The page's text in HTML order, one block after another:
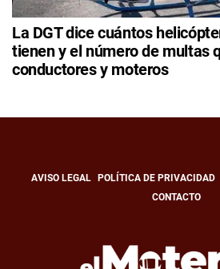
La DGT dice cuántos
tienen y el número de multas
conductores y moteros
AVISO LEGAL POLÍTICA DE PRIVACIDAD
CONTACTO